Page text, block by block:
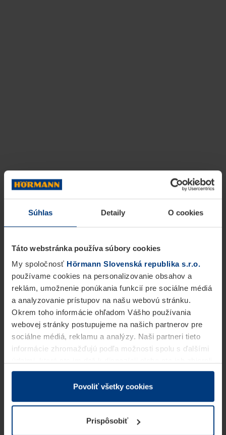
Súhlas Detaily O cookies
Táto webstránka používa súbory cookies
My spoločnosť Hörmann Slovenská republika s.r.o.
používame cookies na personalizovanie obsahov a
reklám, umožnenie ponúkania funkcií pre sociálne médiá
a analyzovanie prístupov na našu webovú stránku.
Okrem toho informácie ohľadom Vášho používania
webovej stránky postupujeme na našich partnerov pre
sociálne médiá, reklamu a analýzy. Naši partneri tieto
informácie zhromažďujú podľa možnosti spolu s ďalšími
v rámci Vášho využívania služieb.
Z právneho hľadiska môžeme cookies ukladať na Vašom
prevádzku tejto stránky. Pre všetky ostatné typy cookie
potrebujeme Vaše povolenie. Vaše povolenie môžete
Povoliť všetky cookies
Prispôsobiť